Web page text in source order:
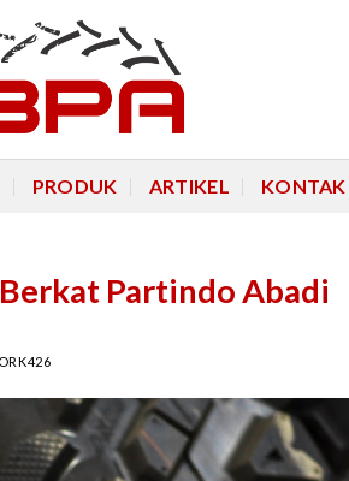
PRODUK ARTIKEL
Partindo Abadi